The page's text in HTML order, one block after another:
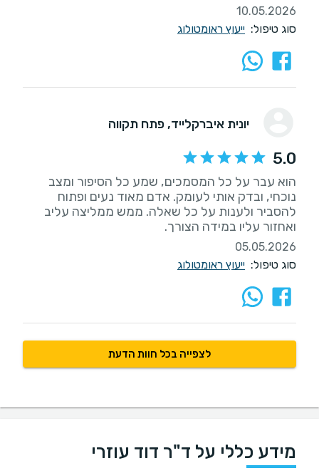
10.05.2026
סוג טיפול: ייעוץ ראומטולוג
יונית איברקלייד, פתח תקווה
5.0
הוא עבר על כל המסמכים, שמע כל הסיפור ומצב
נוכחי, ובדק אותי לעומק. אדם מאוד נעים ופתוח
להסביר ולענות על כל שאלה. ממש ממליצה עליב
ואחזור עליו במידה הצורך.
05.05.2026
סוג טיפול: ייעוץ ראומטולוג
לצפייה בכל חוות הדעת
מידע כללי על ד"ר דוד עוזרי